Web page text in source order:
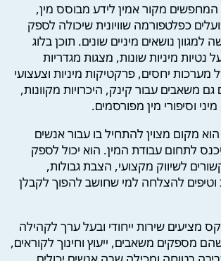
מקור אמין לידע מבוסס מין,
כפלטפורמה שוויונית שיכולה לספק
נושאים מיניים שונים. תוכן בלוג
נטיות מיניות שונות, מצגות מגדריות
מערכות יחסים, פרקטיקות מיניות וצעצועי
גם משאבים עבור קינק, היכרויות מקוונות,
וסיפורי מין מפורסמים.
מקום מצוין להתחיל בו עבור אנשים
לתחום עבודת המין. הוא יכול לספק
לשיווק מקצועי, הצבת גבולות,
להצלחה למי שחושב להפוך לקבלן
מציעים שירות ייחודי ובעל ערך לקהילה
מספקים משאבים, ייעוץ וחינוך לקוראים,